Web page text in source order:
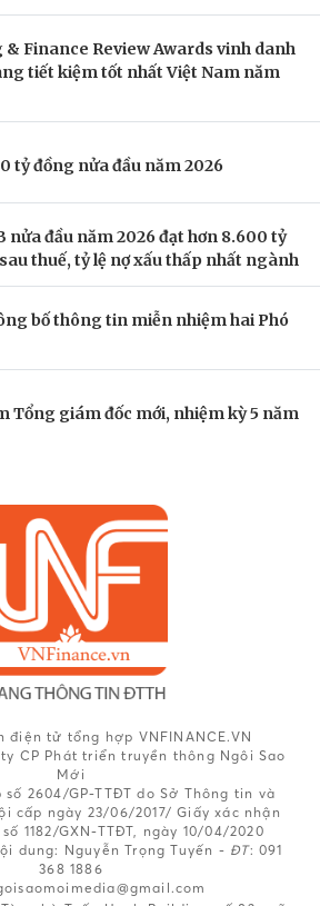
Finance Review Awards vinh danh
tiết kiệm tốt nhất Việt Nam năm
tỷ đồng nửa đầu năm 2026
nửa đầu năm 2026 đạt hơn 8.600 tỷ
thuế, tỷ lệ nợ xấu thấp nhất ngành
bố thông tin miễn nhiệm hai Phó
Tổng giám đốc mới, nhiệm kỳ 5 năm
điện tử tổng hợp VNFINANCE.VN
CP Phát triển truyền thông Ngôi Sao
Mới
số 2604/GP-TTĐT do Sở Thông tin và
cấp ngày 23/06/2017/ Giấy xác nhận
1182/GXN-TTĐT, ngày 10/04/2020
dung: Nguyễn Trọng Tuyến - ĐT: 091
368 1886